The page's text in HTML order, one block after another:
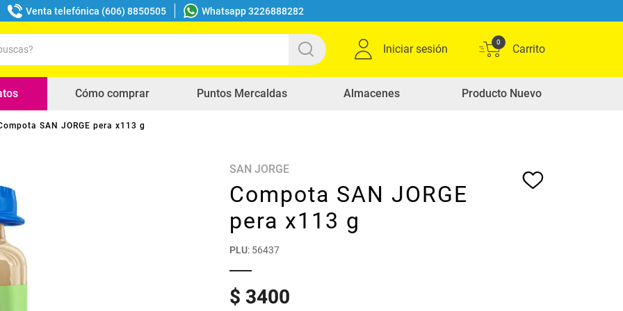
Venta telefónica (606) 8850505 Whatsapp 3226888282
Iniciar sesión
0
Cómo comprar Puntos Mercaldas Almacenes Producto Nuevo
SAN JORGE pera x113 g
SAN JORGE
Compota SAN JORGE
pera x113 g
PLU: 56437
$ 3400
buscados